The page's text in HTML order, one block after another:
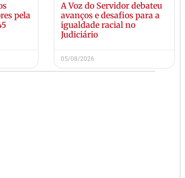
pela
A Voz do Servidor debateu
avanços e desafios para a
igualdade racial no
Judiciário
05/08/2026